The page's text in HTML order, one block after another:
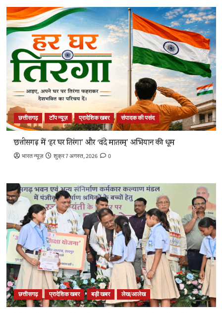
छत्तीसगढ़ टॉप न्यूज़ प्रादेशिक खबर संपादक की पसंद
छत्तीसगढ़ में ‘हर घर तिरंगा’ और ‘वंदे मातरम्’ अभियान की धूम
भारत न्यूज़ शुक्र 7 अगस्त, 2026 0
छत्तीसगढ़ प्रादेशिक खबर बड़ी खबर लेख/आलेख